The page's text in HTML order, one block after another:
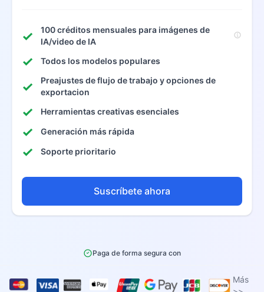
100 créditos mensuales para imágenes de
IA/video de IA
Todos los modelos populares
Preajustes de flujo de trabajo y opciones de
exportacion
Herramientas creativas esenciales
Generación más rápida
Soporte prioritario
Suscríbete ahora
Paga de forma segura con
Más